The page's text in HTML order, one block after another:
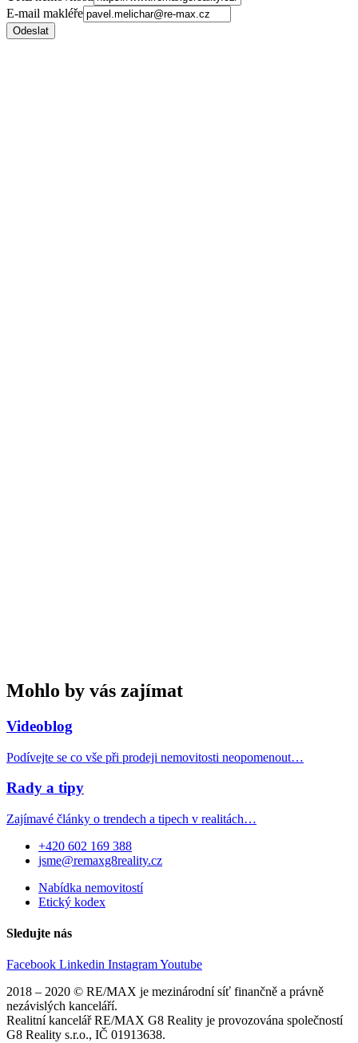
E-mail makléře
Odeslat
Mohlo by vás zajímat
Videoblog
Podívejte se co vše při prodeji nemovitosti neopomenout…
Rady a tipy
Zajímavé články o trendech a tipech v realitách…
+420 602 169 388
jsme@remaxg8reality.cz
Nabídka nemovitostí
Etický kodex
Sledujte nás
Facebook Linkedin InstagramYoutube
2018 – 2020 © RE/MAX je mezinárodní síť finančně a právně
nezávislých kanceláří.
Realitní kancelář RE/MAX G8 Reality je provozována společností
G8 Reality s.r.o., IČ 01913638.